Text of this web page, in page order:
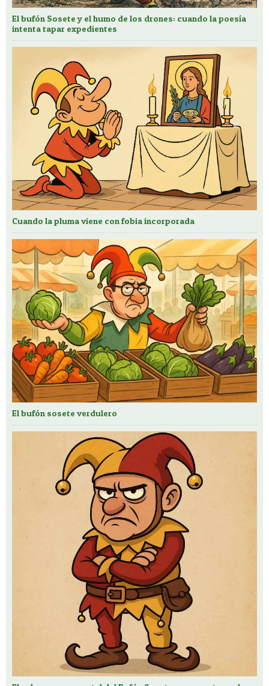
El bufón Sosete y el humo de los drones: cuando la poesía
intenta tapar expedientes
Cuando la pluma viene con fobia incorporada
El bufón sosete verdulero